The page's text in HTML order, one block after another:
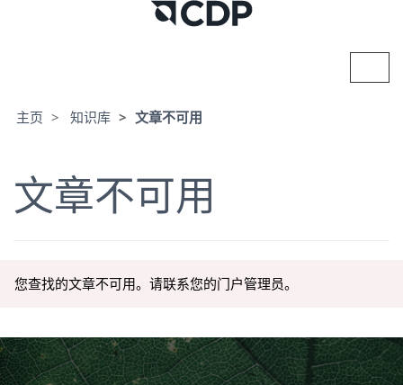
换
主页 知识库 文章不可用
文章不可用
您查找的文章不可用。请联系您的门户管理员。